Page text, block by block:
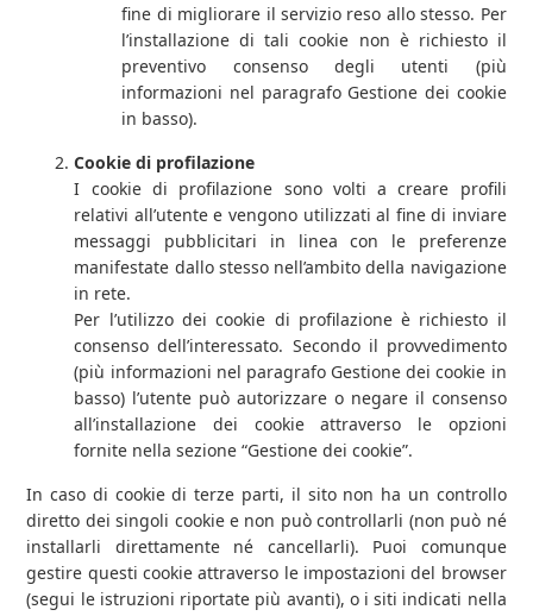
fine di migliorare il servizio reso allo stesso. Per
l’installazione di tali cookie non è richiesto il
preventivo consenso degli utenti (più
informazioni nel paragrafo Gestione dei cookie
in basso).
Cookie di profilazione
I cookie di profilazione sono volti a creare profili
relativi all’utente e vengono utilizzati al fine di inviare
messaggi pubblicitari in linea con le preferenze
manifestate dallo stesso nell’ambito della navigazione
in rete.
Per l’utilizzo dei cookie di profilazione è richiesto il
consenso dell’interessato. Secondo il provvedimento
(più informazioni nel paragrafo Gestione dei cookie in
basso) l’utente può autorizzare o negare il consenso
all’installazione dei cookie attraverso le opzioni
fornite nella sezione “Gestione dei cookie”.
In caso di cookie di terze parti, il sito non ha un controllo
diretto dei singoli cookie e non può controllarli (non può né
installarli direttamente né cancellarli). Puoi comunque
gestire questi cookie attraverso le impostazioni del browser
(segui le istruzioni riportate più avanti), o i siti indicati nella